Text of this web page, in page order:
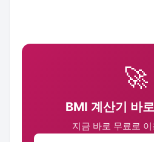
🚀
BMI 계산기 바
지금 바로 무료로